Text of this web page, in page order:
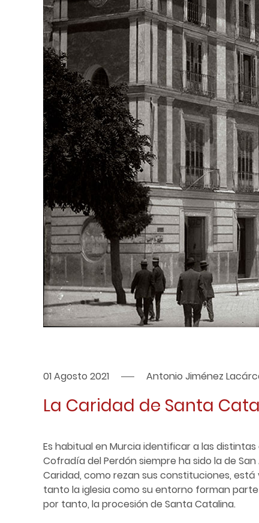
01 Agosto 2021 Antonio Jiménez
La Caridad de Santa
Es habitual en Murcia identificar a las
Cofradía del Perdón siempre ha sido la de
Caridad, como rezan sus constituciones,
tanto la iglesia como su entorno forman
por tanto, la procesión de Santa Catalina.